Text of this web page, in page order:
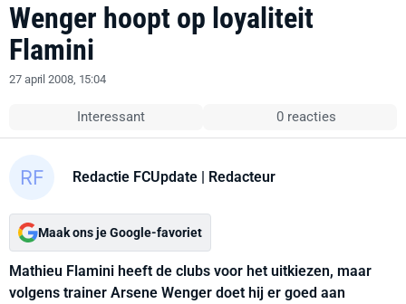
Wenger hoopt op loyaliteit
Flamini
27 april 2008, 15:04
Interessant 0 reacties
Redactie FCUpdate | Redacteur
Maak ons je Google-favoriet
Mathieu Flamini heeft de clubs voor het uitkiezen, maar
volgens trainer Arsene Wenger doet hij er goed aan